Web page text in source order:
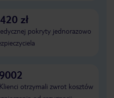
zł
pokryty jednorazowo
otrzymali zwrot kosztów